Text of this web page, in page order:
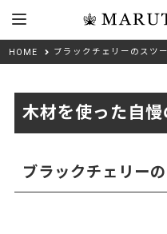
HOME ブラックチェリーのスツ
木材を使った自慢
ブラックチェリー